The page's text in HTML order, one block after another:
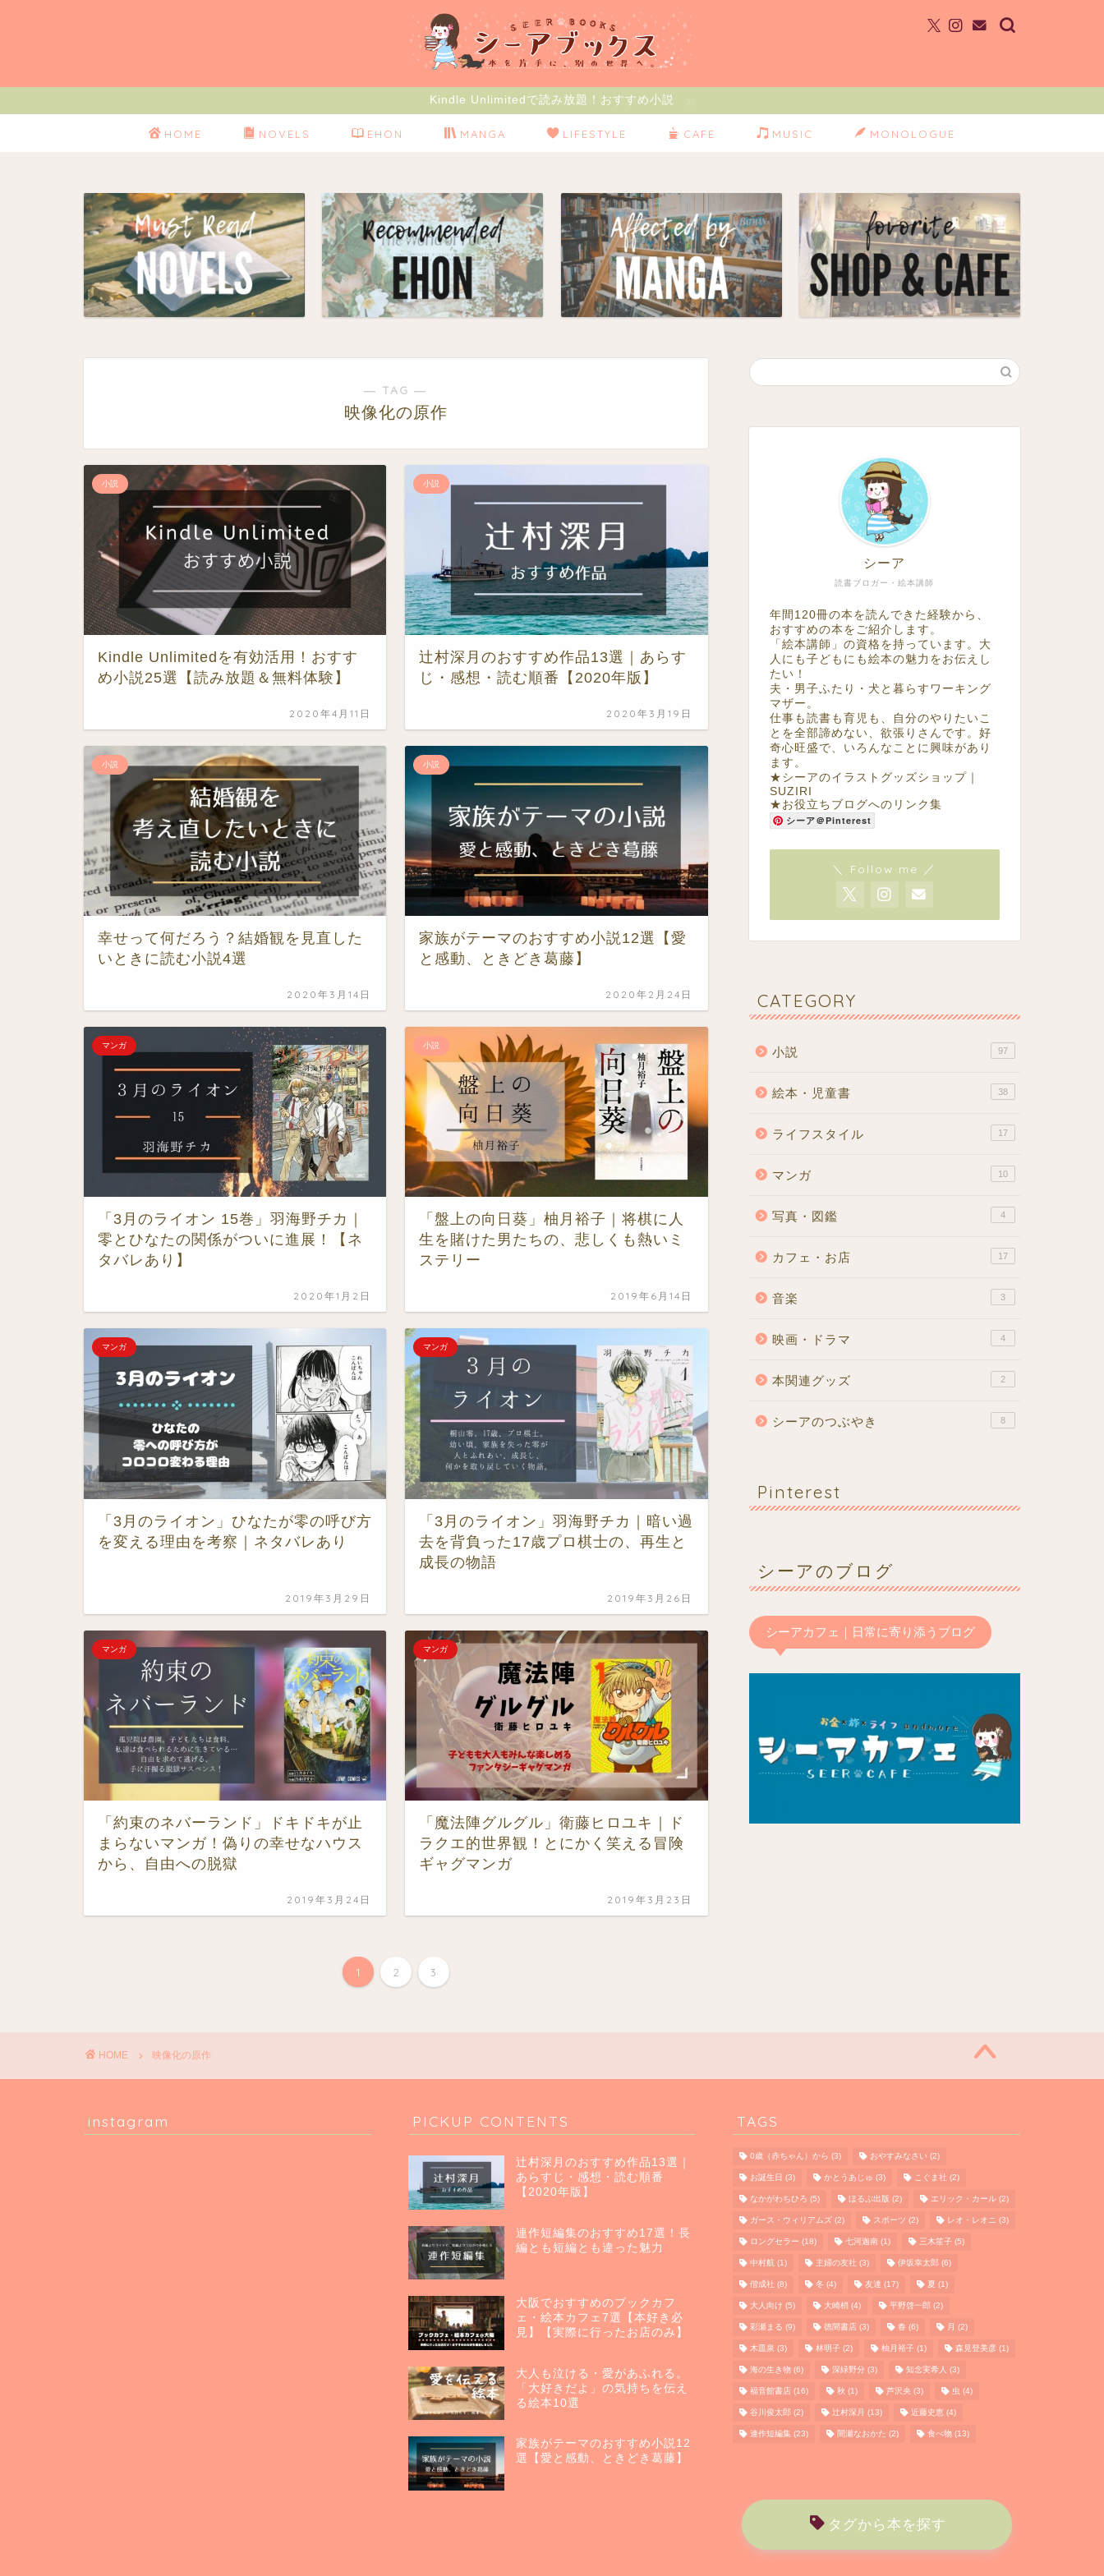
Kindle Unlimitedで読み放題！おすすめ小説
HOME NOVELS EHON MANGA LIFESTYLE CAFE MUSIC MONOLOGUE
― TAG ―
映像化の原作
小説
Kindle Unlimitedを有効活用！おすす
め小説25選【読み放題＆無料体験】
2020年4月11日
小説
辻村深月のおすすめ作品13選｜あらす
じ・感想・読む順番【2020年版】
2020年3月19日
小説
幸せって何だろう？結婚観を見直した
いときに読む小説4選
2020年3月14日
小説
家族がテーマのおすすめ小説12選【愛
と感動、ときどき葛藤】
2020年2月24日
マンガ
「3月のライオン 15巻」羽海野チカ｜
零とひなたの関係がついに進展！【ネ
タバレあり】
2020年1月2日
小説
「盤上の向日葵」柚月裕子｜将棋に人
生を賭けた男たちの、悲しくも熱いミ
ステリー
2019年6月14日
マンガ
「3月のライオン」ひなたが零の呼び方
を変える理由を考察｜ネタバレあり
2019年3月29日
マンガ
「3月のライオン」羽海野チカ｜暗い過
去を背負った17歳プロ棋士の、再生と
成長の物語
2019年3月26日
マンガ
「約束のネバーランド」ドキドキが止
まらないマンガ！偽りの幸せなハウス
から、自由への脱獄
2019年3月24日
マンガ
「魔法陣グルグル」衛藤ヒロユキ｜ド
ラクエ的世界観！とにかく笑える冒険
ギャグマンガ
2019年3月23日
1 2 3
読書ブロガー・絵本講師
シーア
年間120冊の本を読んできた経験から、
おすすめの本をご紹介します。
「絵本講師」の資格を持っています。大
人にも子どもにも絵本の魅力をお伝えし
たい！
夫・男子ふたり・犬と暮らすワーキング
マザー。
仕事も読書も育児も、自分のやりたいこ
とを全部諦めない、欲張りさんです。好
奇心旺盛で、いろんなことに興味があり
ます。
★ シーアのイラストグッズショップ｜
SUZIRI
★ お役立ちブログへのリンク集
シーア＠Pinterest
＼ Follow me ／
CATEGORY
小説 97
絵本・児童書 38
ライフスタイル 17
マンガ 10
写真・図鑑 4
カフェ・お店 17
音楽 3
映画・ドラマ 4
本関連グッズ 2
シーアのつぶやき 8
Pinterest
シーアのブログ
シーアカフェ｜日常に寄り添うブログ
HOME 映像化の原作
instagram PICKUP CONTENTS
辻村深月のおすすめ作品13選｜
あらすじ・感想・読む順番
【2020年版】
連作短編集のおすすめ17選！長
編とも短編とも違った魅力
大阪でおすすめのブックカフ
ェ・絵本カフェ7選【本好き必
見】【実際に行ったお店のみ】
大人も泣ける・愛があふれる。
「大好きだよ」の気持ちを伝え
る絵本10選
家族がテーマのおすすめ小説12
選【愛と感動、ときどき葛藤】
TAGS
0歳（赤ちゃん）から (3) おやすみなさい (2)
お誕生日 (3) かとうあじゅ (3) こぐま社 (2)
なかがわちひろ (5) ほるぷ出版 (2) エリック・カール (2)
ガース・ウィリアムズ (2) スポーツ (2) レオ・レオニ (3)
ロングセラー (18) 七河迦南 (1) 三木笙子 (5)
中村航 (1) 主婦の友社 (3) 伊坂幸太郎 (6)
偕成社 (8) 冬 (4) 友達 (17) 夏 (1)
大人向け (5) 大崎梢 (4) 平野啓一郎 (2)
彩瀬まる (9) 徳間書店 (3) 春 (6) 月 (2)
木皿泉 (3) 林明子 (2) 柚月裕子 (1) 森見登美彦 (1)
海の生き物 (6) 深緑野分 (3) 知念実希人 (3)
福音館書店 (16) 秋 (1) 芦沢央 (3) 虫 (4)
谷川俊太郎 (2) 辻村深月 (13) 近藤史恵 (4)
連作短編集 (23) 間瀬なおかた (2) 食べ物 (13)
タグから本を探す